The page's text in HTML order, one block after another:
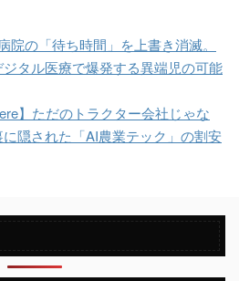
院の「待ち時間」を上書き消滅。
タル医療で爆発する異端児の可能
】ただのトラクター会社じゃな
隠された「AI農業テック」の割安